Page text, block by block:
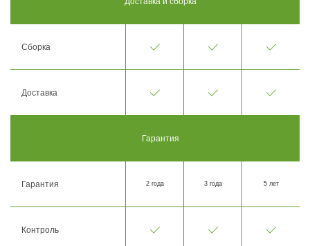
Сборка
Доставка
Гарантия
Гарантия 2 года 3 года 5 лет
Контроль